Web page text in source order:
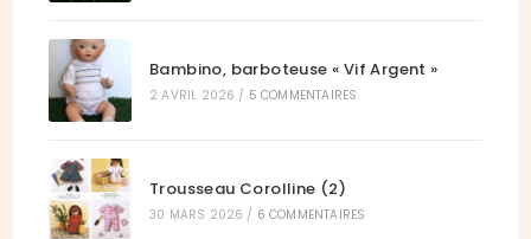
Bambino, barboteuse « Vif Argent »
2 AVRIL 2026 / 5 COMMENTAIRES
Trousseau Corolline (2)
30 MARS 2026 / 6 COMMENTAIRES